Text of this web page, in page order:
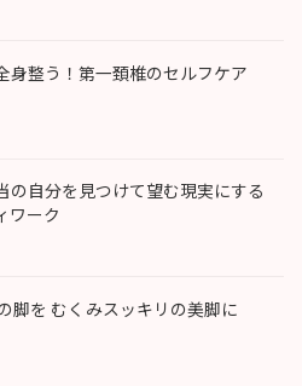
身整う！第一頚椎のセルフケア
の自分を見つけて望む現実にする
ワーク
脚を むくみスッキリの美脚に